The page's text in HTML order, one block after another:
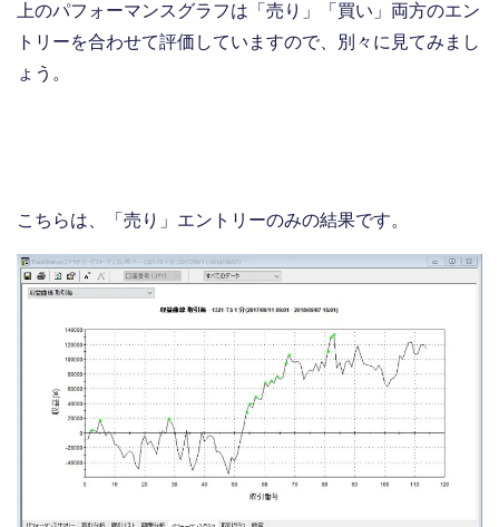
上のパフォーマンスグラフは「売り」「買い」両方のエン
トリーを合わせて評価していますので、別々に見てみまし
ょう。
こちらは、「売り」エントリーのみの結果です。